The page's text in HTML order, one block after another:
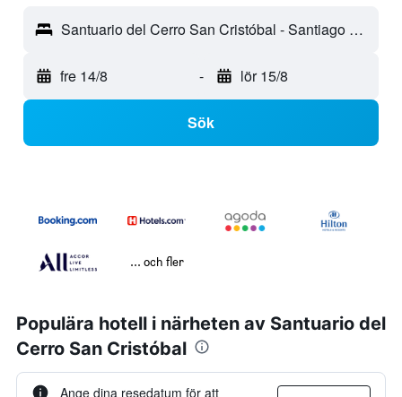
Santuario del Cerro San Cristóbal - Santiago de Chile, Chile
fre 14/8 - lör 15/8
Sök
... och fler
Populära hotell i närheten av Santuario del
Cerro San Cristóbal
Ange dina resedatum för att